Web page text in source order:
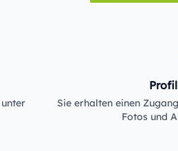
Sie erhalten einen
Fotos und